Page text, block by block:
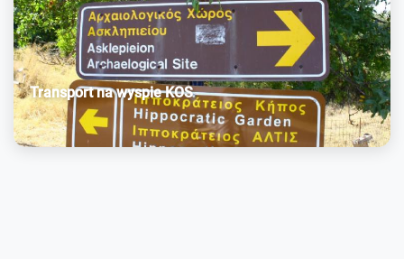
Transport na wyspie KOS